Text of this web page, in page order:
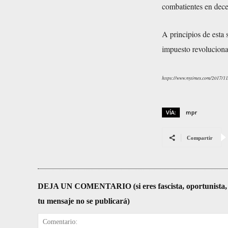
combatientes en
A principios de esta
impuesto
https://www.nytimes.com/2017/
VÍA: mpr
Compartir
DEJA UN COMENTARIO (si eres fascista,
tu mensaje no se publicará)